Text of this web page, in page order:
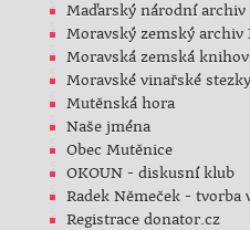
Maďarský národní archiv
Moravský zemský archiv
Moravská zemská
Moravské vinařské stezky
Mutěnská hora
Naše jména
Obec Mutěnice
OKOUN - diskusní klub
Radek Němeček - tvorba
Registrace donator.cz